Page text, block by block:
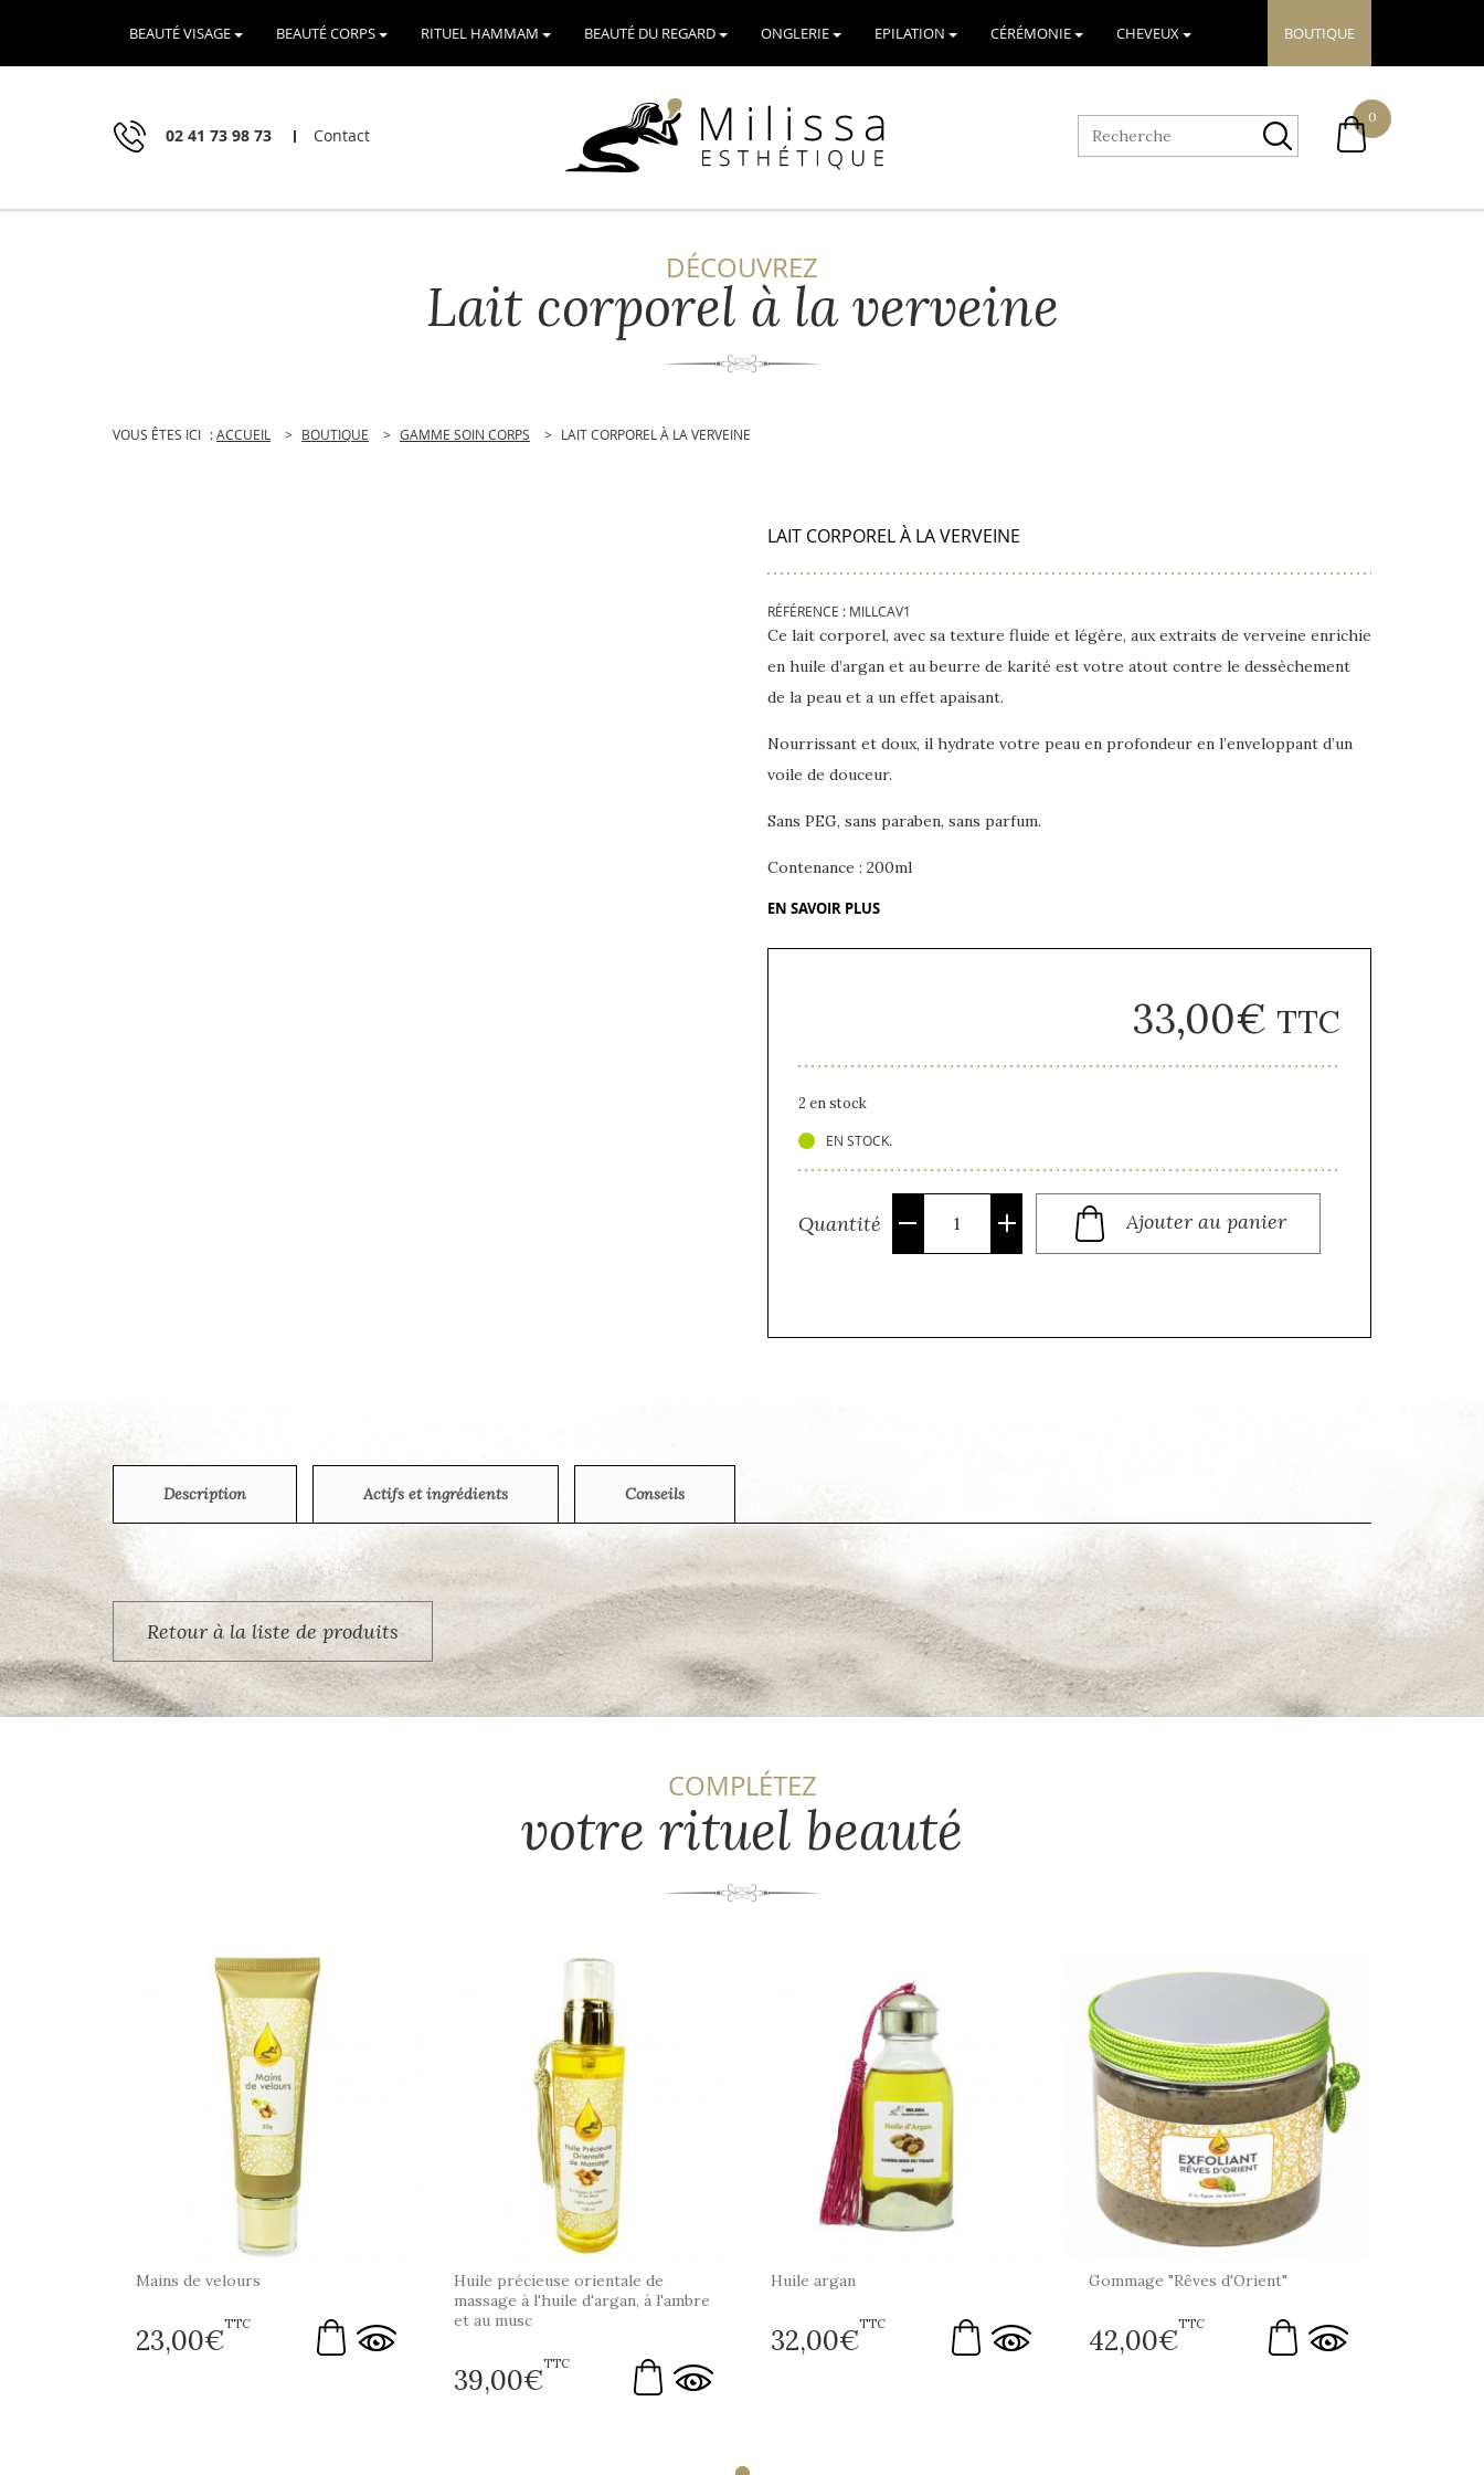
BEAUTÉ VISAGE
BEAUTÉ CORPS RITUEL HAMMAM BEAUTÉ DU REGARD ONGLERIE EPILATION CÉRÉMONIE CHEVEUX BOUTIQUE
02 41 73 98 73 Contact Recherche
0
DÉCOUVREZ
Lait corporel à la verveine
VOUS ÊTES ICI :ACCUEIL > BOUTIQUE > GAMME SOIN CORPS > LAIT CORPOREL À LA VERVEINE
LAIT CORPOREL À LA VERVEINE
RÉFÉRENCE : MILLCAV1
Ce lait corporel, avec sa texture fluide et légère, aux extraits de verveine enrichie
en huile d’argan et au beurre de karité est votre atout contre le dessèchement
de la peau et a un effet apaisant.
Nourrissant et doux, il hydrate votre peau en profondeur en l’enveloppant d’un
voile de douceur.
Sans PEG, sans paraben, sans parfum.
Contenance : 200ml
EN SAVOIR PLUS
33,00€ TTC
2 en stock
EN STOCK.
Quantité Ajouter au panier
Description Actifs et ingrédients Conseils
Retour à la liste de produits
COMPLÉTEZ
votre rituel beauté
Mains de velours
23,00€TTC
Huile précieuse orientale de
massage à l'huile d'argan, à l'ambre
et au musc
39,00€TTC
Huile argan
32,00€TTC
Gommage "Rêves d'Orient"
42,00€TTC